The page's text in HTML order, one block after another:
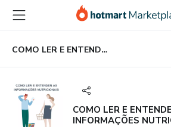
para
conteúdo
principal
para
pagamento
para
rodapé
COMO LER E ENTENDER AS INFORMAÇÕES NUTRICIONIAS (atualizado 2024)
COMO LER E
INFORMAÇÕES